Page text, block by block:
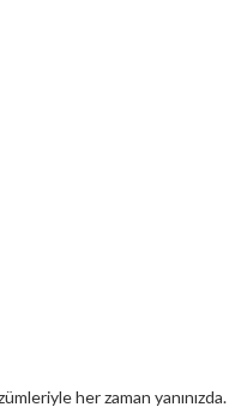
her zaman yanınızda.